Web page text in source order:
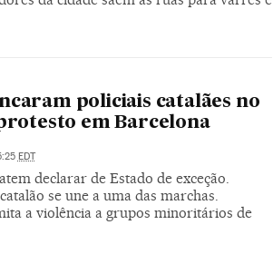
policiais catalães no
em Barcelona
EDT
declarar de Estado de exceção.
se une a uma das marchas.
a violência a grupos minoritários de